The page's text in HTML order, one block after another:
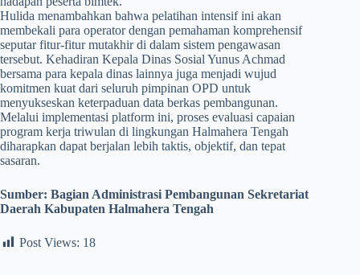
Hulida menambahkan bahwa pelatihan intensif ini akan
membekali para operator dengan pemahaman komprehensif
seputar fitur-fitur mutakhir di dalam sistem pengawasan
tersebut. Kehadiran Kepala Dinas Sosial Yunus Achmad
bersama para kepala dinas lainnya juga menjadi wujud
komitmen kuat dari seluruh pimpinan OPD untuk
menyukseskan keterpaduan data berkas pembangunan.
Melalui implementasi platform ini, proses evaluasi capaian
program kerja triwulan di lingkungan Halmahera Tengah
diharapkan dapat berjalan lebih taktis, objektif, dan tepat
sasaran.
Sumber: Bagian Administrasi Pembangunan Sekretariat
Daerah Kabupaten Halmahera Tengah
Post Views: 18